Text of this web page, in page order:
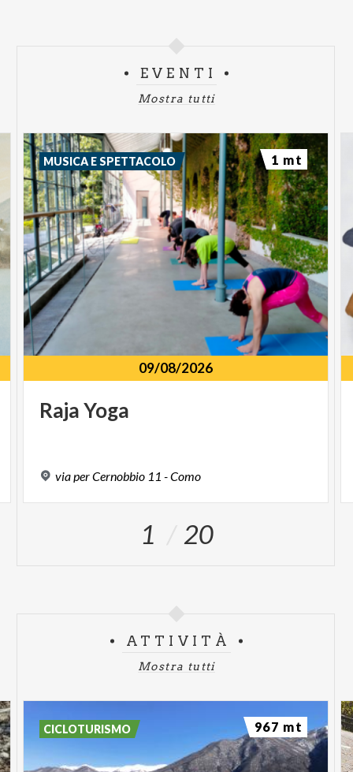
EVENTI
Mostra tutti
09/08/2026
RajaYoga
viaperCernobbio 11 -Como
MUSICA E SPETTACOLO 1 mt
1 20
ATTIVITÀ
Mostra tutti
CICLOTURISMO 967 mt